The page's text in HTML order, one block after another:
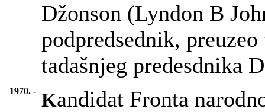
Džonson (Lyndon B
podpredsednik,
tadašnjeg predesdnika
1970. - Kandidat Fronta